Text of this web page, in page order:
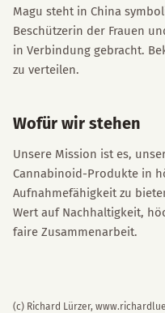
Magu steht in China
Beschützerin der Frauen
in Verbindung gebracht.
zu verteilen.
Wofür wir stehen
Unsere Mission ist es,
Cannabinoid-Produkte in
Aufnahmefähigkeit zu
Wert auf Nachhaltigkeit,
faire Zusammenarbeit.
(c) Richard Lürzer,